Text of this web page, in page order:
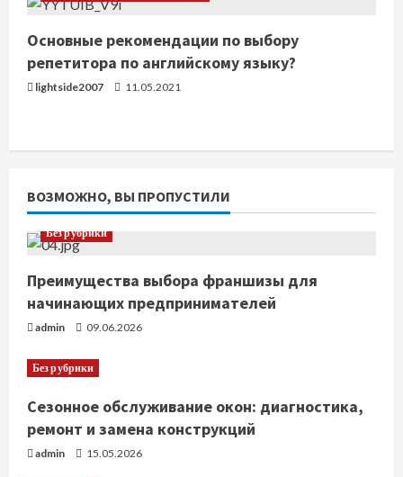
Основные рекомендации по выбору
репетитора по английскому языку?
lightside2007 11.05.2021
ВОЗМОЖНО, ВЫ ПРОПУСТИЛИ
Без рубрики
Преимущества выбора франшизы для
начинающих предпринимателей
admin 09.06.2026
Без рубрики
Сезонное обслуживание окон: диагностика,
ремонт и замена конструкций
admin 15.05.2026